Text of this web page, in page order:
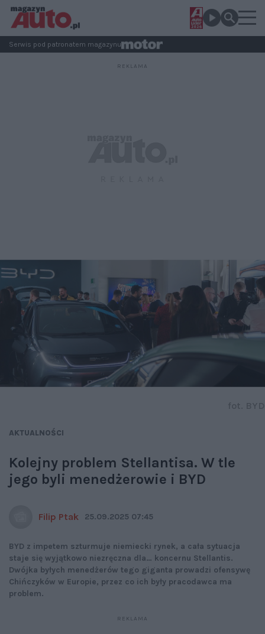
Serwis pod patronatem magazynu
AKTUALNOŚCI
Kolejny problem Stellantisa. W tle
jego byli menedżerowie i BYD
Filip Ptak 25.09.2025 07:45
BYD z impetem szturmuje niemiecki rynek, a cała sytuacja
staje się wyjątkowo niezręczna dla… koncernu Stellantis.
Dwójka byłych menedżerów tego giganta prowadzi ofensywę
Chińczyków w Europie, przez co ich były pracodawca ma
problem.